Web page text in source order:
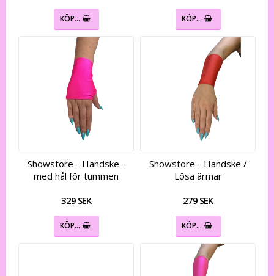
KÖP… KÖP…
Showstore - Handske -
med hål för tummen
329 SEK
KÖP…
Showstore - Handske /
Lösa ärmar
279 SEK
KÖP…